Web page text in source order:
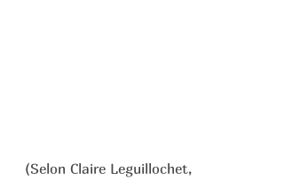
(Selon Claire Leguillochet,